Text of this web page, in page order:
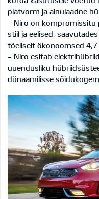
platvorm ja ainulaadne
- Niro on kompromissitu
stiil ja eelised,
tõeliselt ökonoomsed
- Niro esitab
uuendusliku
dünaamilisse